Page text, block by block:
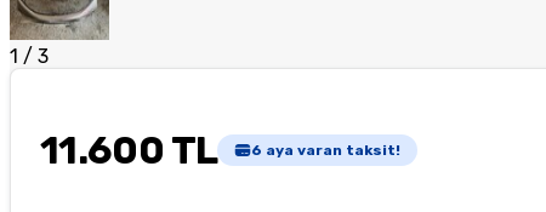
1 / 3
11.600 TL 6 aya varan taksit!